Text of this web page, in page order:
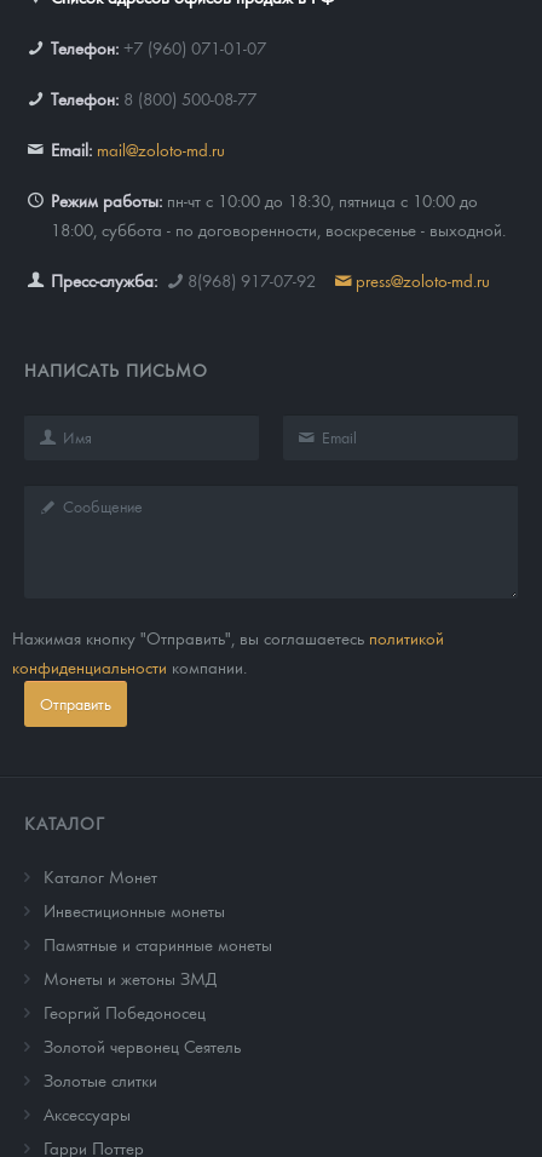
Телефон: +7 (960) 071-01-07
Телефон: 8 (800) 500-08-77
Email: mail@zoloto-md.ru
Режим работы: пн-чт с 10:00 до 18:30, пятница с 10:00 до
18:00, суббота - по договоренности, воскресенье - выходной.
Пресс-служба: 8(968) 917-07-92 press@zoloto-md.ru
НАПИСАТЬ ПИСЬМО
Нажимая кнопку "Отправить", вы соглашаетесь политикой
конфиденциальности компании.
Отправить
КАТАЛОГ
Каталог Монет
Инвестиционные монеты
Памятные и старинные монеты
Монеты и жетоны ЗМД
Георгий Победоносец
Золотой червонец Сеятель
Золотые слитки
Аксессуары
Гарри Поттер